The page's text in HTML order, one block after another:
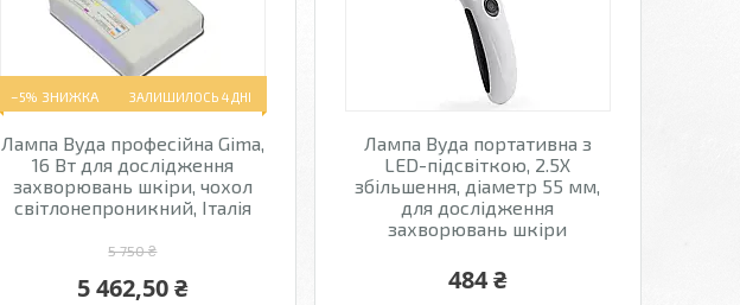
–5% ЗАЛИШИЛОСЬ 4 ДНІ
Лампа Вуда професійна Gima,
16 Вт для дослідження
захворювань шкіри, чохол
світлонепроникний, Італія
5 750 ₴
5 462,50 ₴
Лампа Вуда портативна з
LED-підсвіткою, 2.5X
збільшення, діаметр 55 мм,
для дослідження
захворювань шкіри
484 ₴